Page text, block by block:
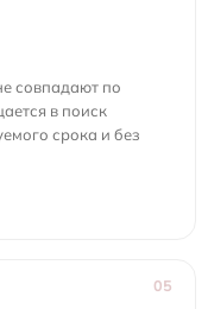
совпадают по
в поиск
срока и без
05